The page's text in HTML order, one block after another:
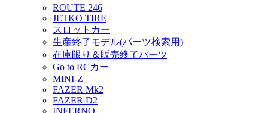
ROUTE 246
JETKO TIRE
スロットカー
生産終了モデル(パーツ検索用)
在庫限り＆販売終了パーツ
Go to RCカー
MINI-Z
FAZER Mk2
FAZER D2